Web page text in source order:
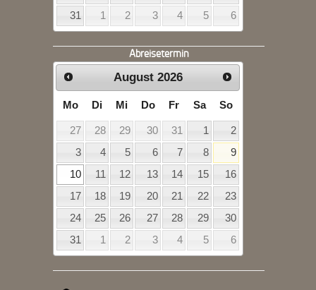
31
1 2 3 4 5 6
Abreisetermin
August 2026
Mo Di Mi Do Fr Sa So
27 28 29 30 31 1
2
3
4 5 6 7 8
9
10
11 12 13 14 15
16
17
18 19 20 21 22
23
24
25 26 27 28 29
30
31
1 2 3 4 5 6